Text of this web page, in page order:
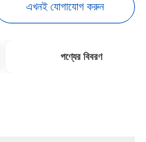
এখনই যোগাযোগ করুন
পণ্যের বিবরণ